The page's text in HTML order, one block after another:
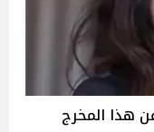
هذا المخرج